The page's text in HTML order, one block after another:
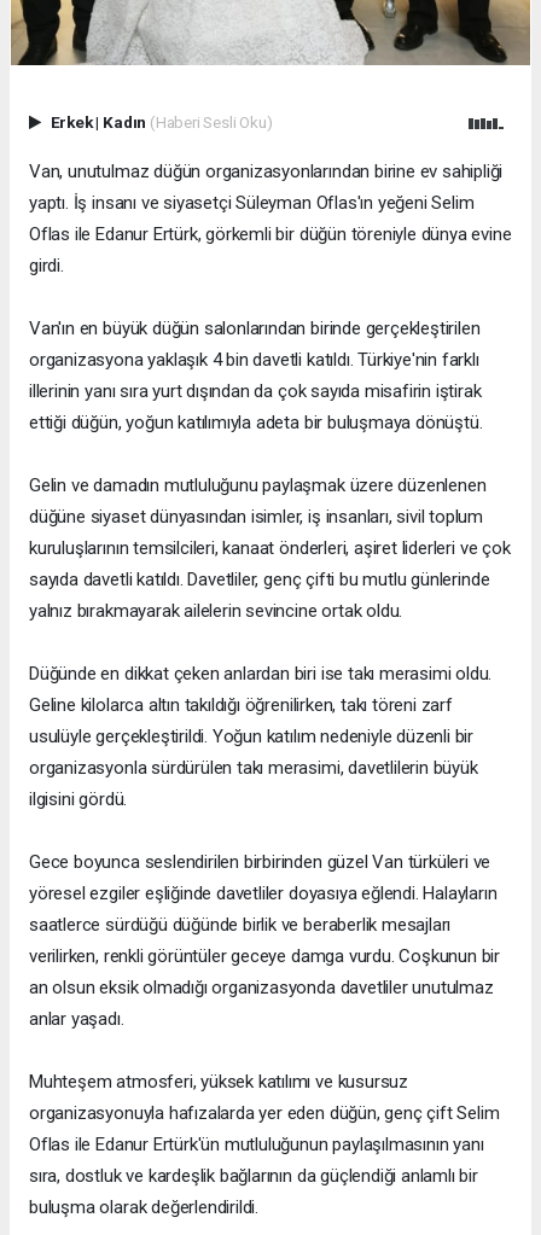
Erkek| Kadın (Haberi Sesli Oku)
Van, unutulmaz düğün organizasyonlarından birine ev sahipliği
yaptı. İş insanı ve siyasetçi Süleyman Oflas'ın yeğeni Selim
Oflas ile Edanur Ertürk, görkemli bir düğün töreniyle dünya evine
girdi.
Van'ın en büyük düğün salonlarından birinde gerçekleştirilen
organizasyona yaklaşık 4 bin davetli katıldı. Türkiye'nin farklı
illerinin yanı sıra yurt dışından da çok sayıda misafirin iştirak
ettiği düğün, yoğun katılımıyla adeta bir buluşmaya dönüştü.
Gelin ve damadın mutluluğunu paylaşmak üzere düzenlenen
düğüne siyaset dünyasından isimler, iş insanları, sivil toplum
kuruluşlarının temsilcileri, kanaat önderleri, aşiret liderleri ve çok
sayıda davetli katıldı. Davetliler, genç çifti bu mutlu günlerinde
yalnız bırakmayarak ailelerin sevincine ortak oldu.
Düğünde en dikkat çeken anlardan biri ise takı merasimi oldu.
Geline kilolarca altın takıldığı öğrenilirken, takı töreni zarf
usulüyle gerçekleştirildi. Yoğun katılım nedeniyle düzenli bir
organizasyonla sürdürülen takı merasimi, davetlilerin büyük
ilgisini gördü.
Gece boyunca seslendirilen birbirinden güzel Van türküleri ve
yöresel ezgiler eşliğinde davetliler doyasıya eğlendi. Halayların
saatlerce sürdüğü düğünde birlik ve beraberlik mesajları
verilirken, renkli görüntüler geceye damga vurdu. Coşkunun bir
an olsun eksik olmadığı organizasyonda davetliler unutulmaz
anlar yaşadı.
Muhteşem atmosferi, yüksek katılımı ve kusursuz
organizasyonuyla hafızalarda yer eden düğün, genç çift Selim
Oflas ile Edanur Ertürk'ün mutluluğunun paylaşılmasının yanı
sıra, dostluk ve kardeşlik bağlarının da güçlendiği anlamlı bir
buluşma olarak değerlendirildi.